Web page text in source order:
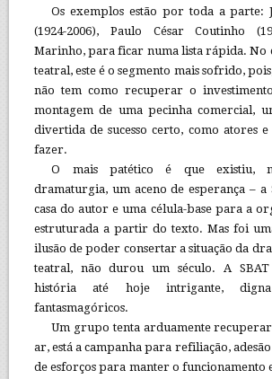
Os exemplos estão por toda a parte:
(1924-2006), Paulo César Coutinho
Marinho, para ficar numa lista rápida. No
teatral, este é o segmento mais sofrido,
não tem como recuperar o
montagem de uma pecinha comercial,
divertida de sucesso certo, como atores
fazer.
O mais patético é que existiu,
dramaturgia, um aceno de esperança – a
casa do autor e uma célula-base para a
estruturada a partir do texto. Mas foi
ilusão de poder consertar a situação da
teatral, não durou um século. A
história até hoje intrigante,
fantasmagóricos.
Um grupo tenta arduamente
ar, está a campanha para refiliação,
de esforços para manter o funcionamento